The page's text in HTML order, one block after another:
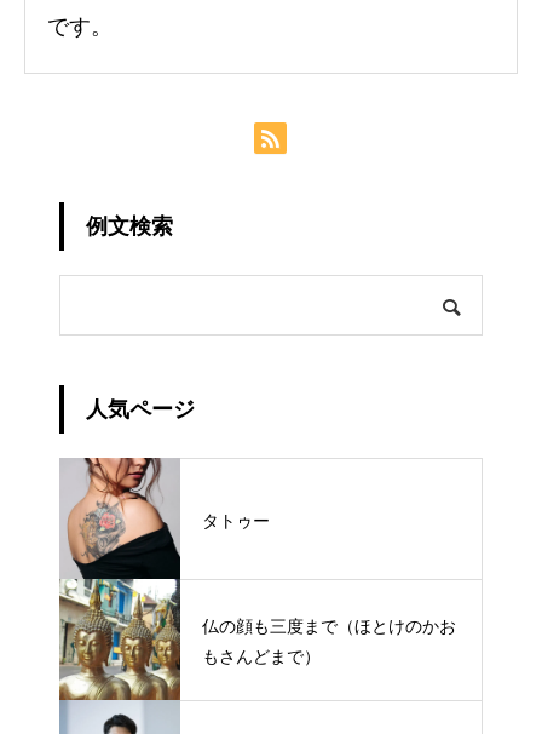
です。
例文検索
人気ページ
タトゥー
仏の顔も三度まで（ほとけのかお
もさんどまで）